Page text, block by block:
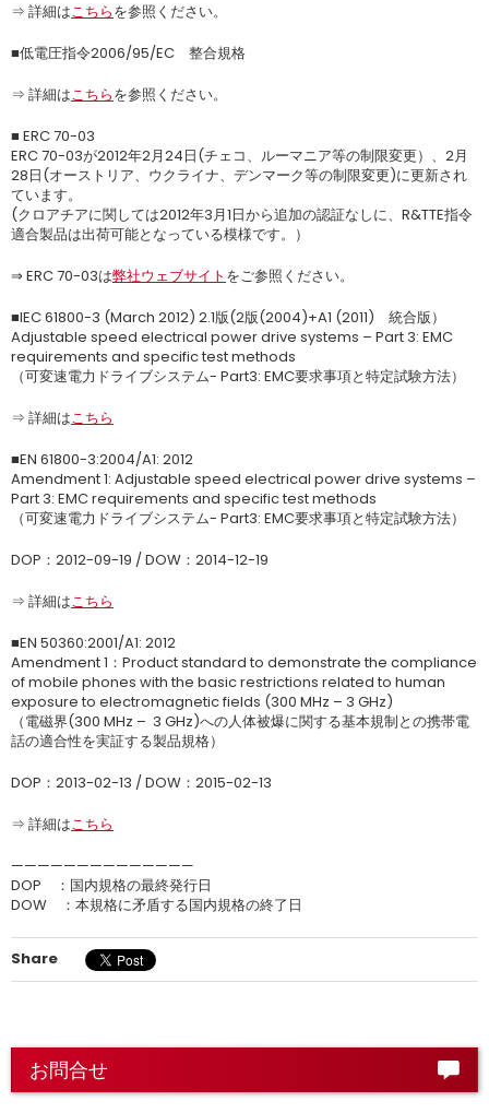
⇒ 詳細はこちらを参照ください。
■低電圧指令2006/95/EC 整合規格
⇒ 詳細はこちらを参照ください。
■ ERC 70-03
ERC 70-03が2012年2月24日(チェコ、ルーマニア等の制限変更）、2月
28日(オーストリア、ウクライナ、デンマーク等の制限変更)に更新され
ています。
(クロアチアに関しては2012年3月1日から追加の認証なしに、R&TTE指令
適合製品は出荷可能となっている模様です。）
⇒ ERC 70-03は弊社ウェブサイト をご参照ください。
■IEC 61800-3 (March 2012) 2.1版(2版(2004)+A1 (2011) 統合版）
Adjustable speed electrical power drive systems – Part 3: EMC
requirements and specific test methods
（可変速電力ドライブシステム- Part3: EMC要求事項と特定試験方法）
⇒ 詳細はこちら
■EN 61800-3:2004/A1: 2012
Amendment 1: Adjustable speed electrical power drive systems –
Part 3: EMC requirements and specific test methods
（可変速電力ドライブシステム- Part3: EMC要求事項と特定試験方法）
DOP：2012-09-19 / DOW：2014-12-19
⇒ 詳細はこちら
■EN 50360:2001/A1: 2012
Amendment 1：Product standard to demonstrate the compliance
of mobile phones with the basic restrictions related to human
exposure to electromagnetic fields (300 MHz – 3 GHz)
（電磁界(300 MHz – 3 GHz)への人体被爆に関する基本規制との携帯電
話の適合性を実証する製品規格）
DOP：2013-02-13 / DOW：2015-02-13
⇒ 詳細はこちら
——————————————
DOP ：国内規格の最終発行日
DOW ：本規格に矛盾する国内規格の終了日
Share
お問合せ